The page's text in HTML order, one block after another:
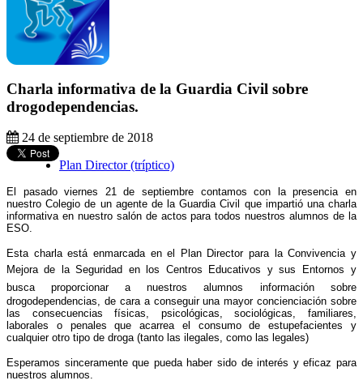
Charla informativa de la Guardia Civil sobre
drogodependencias.
24 de septiembre de 2018
Plan Director (tríptico)
El pasado viernes 21 de septiembre contamos con la presencia en
nuestro Colegio de un agente de la Guardia Civil que impartió una charla
informativa en nuestro salón de actos para todos nuestros alumnos de la
ESO.
Esta charla está enmarcada en el
Plan Director para la Convivencia y
Mejora de la Seguridad en los Centros Educativos y sus Entornos
y
busca proporcionar a nuestros alumnos
información sobre
drogodependencias, de cara a conseguir una mayor concienciación sobre
las consecuencias físicas, psicológicas, sociológicas, familiares,
laborales o penales que acarrea el consumo de estupefacientes y
cualquier otro tipo de droga (tanto las ilegales, como las legales)
Esperamos sinceramente que pueda haber sido de interés y eficaz para
nuestros alumnos.